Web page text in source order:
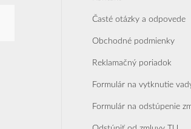
Časté otázky a odpovede
Obchodné podmienky
Reklamačný poriadok
Formulár na vytknutie
Formulár na odstúpenie